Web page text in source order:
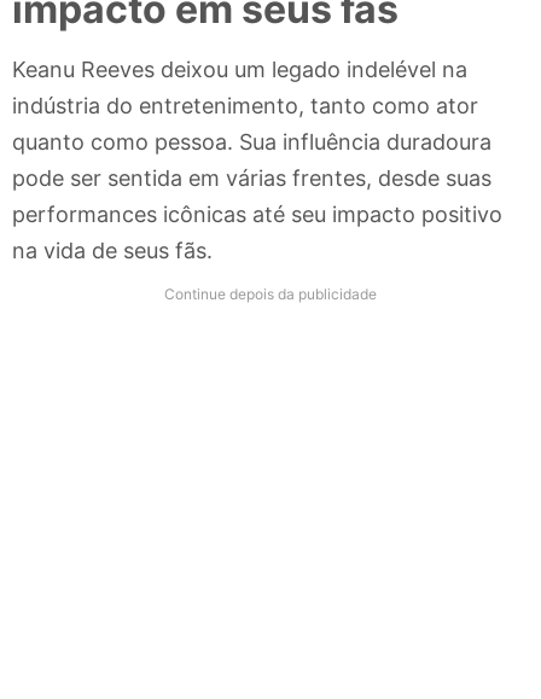
Keanu Reeves deixou um legado indelével na
indústria do entretenimento, tanto como ator
quanto como pessoa. Sua influência duradoura
pode ser sentida em várias frentes, desde suas
performances icônicas até seu impacto positivo
na vida de seus fãs.
Continue depois da publicidade